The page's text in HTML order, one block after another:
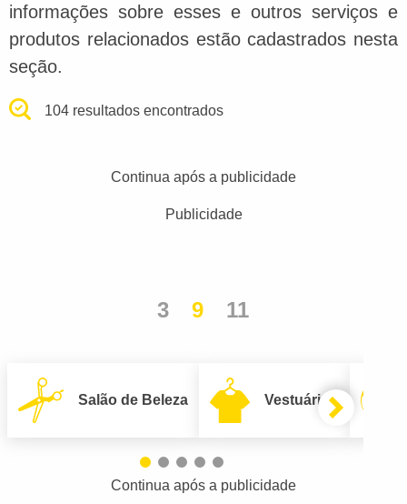
informações sobre esses e outros serviços e
produtos relacionados estão cadastrados nesta
seção.
104 resultados encontrados
Continua após a publicidade
Publicidade
3 9 11
Salão de Beleza Vestuário
Continua após a publicidade